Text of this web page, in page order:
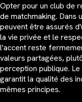
Opter pour un club de
de matchmaking.
peuvent être assurés
la vie privée et le
l'accent reste
valeurs partagées,
perception publique.
garantit la qualité des
mêmes principes.